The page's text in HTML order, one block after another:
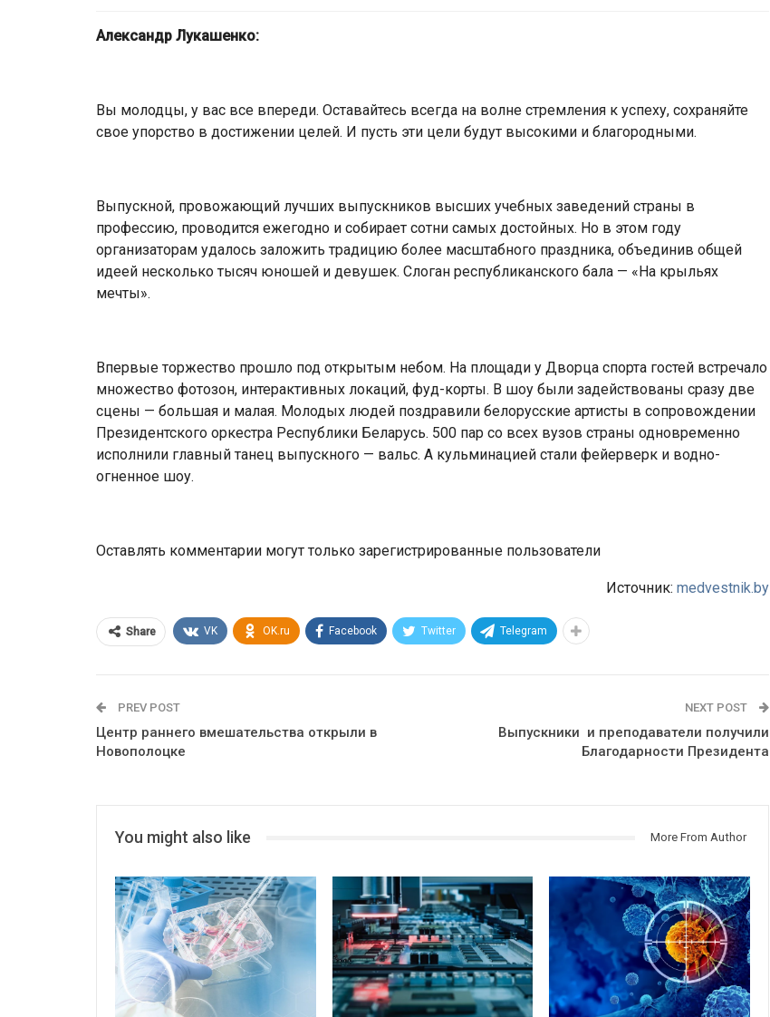
Александр Лукашенко:
Вы молодцы, у вас все впереди. Оставайтесь всегда на волне стремления к успеху, сохраняйте
свое упорство в достижении целей. И пусть эти цели будут высокими и благородными.
Выпускной, провожающий лучших выпускников высших учебных заведений страны в
профессию, проводится ежегодно и собирает сотни самых достойных. Но в этом году
организаторам удалось заложить традицию более масштабного праздника, объединив общей
идеей несколько тысяч юношей и девушек. Слоган республиканского бала — «На крыльях
мечты».
Впервые торжество прошло под открытым небом. На площади у Дворца спорта гостей встречало
множество фотозон, интерактивных локаций, фуд-корты. В шоу были задействованы сразу две
сцены — большая и малая. Молодых людей поздравили белорусские артисты в сопровождении
Президентского оркестра Республики Беларусь. 500 пар со всех вузов страны одновременно
исполнили главный танец выпускного — вальс. А кульминацией стали фейерверк и водно-
огненное шоу.
Оставлять комментарии могут только зарегистрированные пользователи
Источник: medvestnik.by
Share VK OK.ru Facebook Twitter Telegram
PREV POST
Центр раннего вмешательства открыли в
Новополоцке
NEXT POST
Выпускники и преподаватели получили
Благодарности Президента
You might also like More From Author